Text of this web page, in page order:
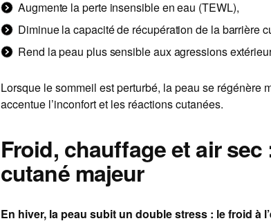
Augmente la perte insensible en eau (TEWL),
Diminue la capacité de récupération de la barrière
Rend la peau plus sensible aux agressions
Lorsque le sommeil est perturbé, la peau se régénère
accentue l’inconfort et les réactions cutanées.
Froid, chauffage et air
cutané majeur
En hiver, la peau subit un double stress : le froid à